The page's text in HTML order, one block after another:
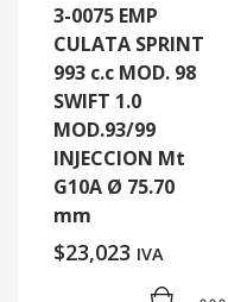
3-0075 EMP
CULATA SPRINT
993 c.c MOD. 98
SWIFT 1.0
MOD.93/99
INJECCION Mt
G10A Ø 75.70
mm
$23,023 IVA